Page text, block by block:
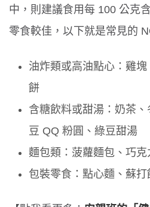
中，則建議食用每 100 公克
零食較佳，以下就是常見的
油炸類或高油點心：雞
餅
含糖飲料或甜湯：奶茶
豆 QQ 粉圓、綠豆甜湯
麵包類：菠蘿麵包、巧
包裝零食：點心麵、蘇打